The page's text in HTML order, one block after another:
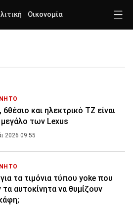
Οικονομία
6θέσιο και ηλεκτρικό TZ είναι
των Lexus
2026 09:55
τα τιμόνια τύπου yoke που
τα αυτοκίνητα να θυμίζουν